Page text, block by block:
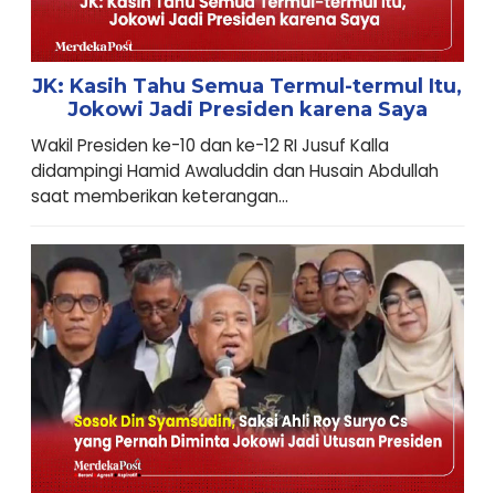
JK: Kasih Tahu Semua Termul-termul Itu,
Jokowi Jadi Presiden karena Saya
Wakil Presiden ke-10 dan ke-12 RI Jusuf Kalla
didampingi Hamid Awaluddin dan Husain Abdullah
saat memberikan keterangan...